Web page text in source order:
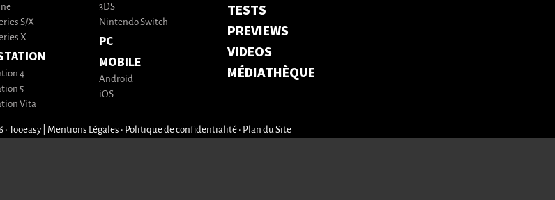
S/X
X
4
5
Vita
3DS
Nintendo Switch
PC
MOBILE
Android
iOS
TESTS
PREVIEWS
VIDEOS
MÉDIATHÈQUE
Tooeasy Mentions Légales • Politique de confidentialité• Plan du Site